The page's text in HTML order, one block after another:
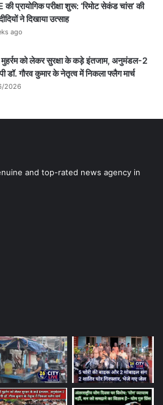
प्रायोगिक परीक्षा शुरू: ‘रिमोट सेकंड चांस’ की
ने दिखाया उत्साह
ago
मुहर्रम को लेकर सुरक्षा के कड़े इंतजाम, अनुमंडल-2
डॉ. गौरव कुमार के नेतृत्व में निकला फ्लैग मार्च
2026
and top-rated news agency in